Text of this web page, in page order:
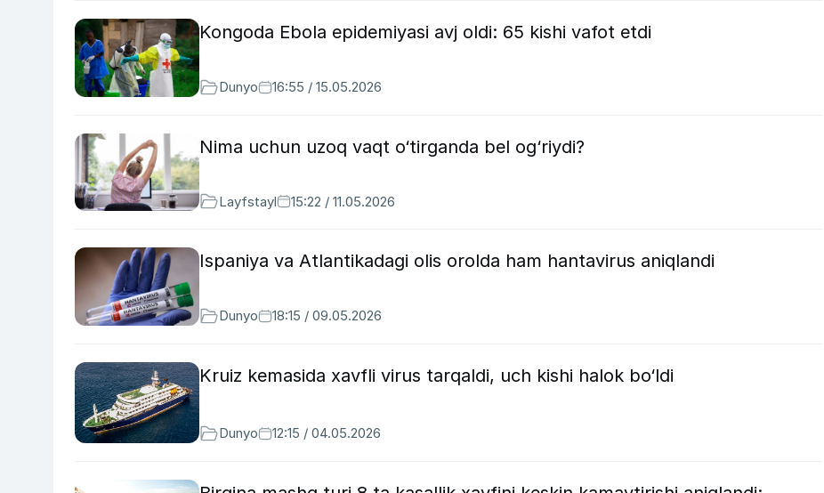
Kongoda Ebola epidemiyasi avj oldi: 65 kishi vafot etdi
Dunyo 16:55 / 15.05.2026
Nima uchun uzoq vaqt o‘tirganda bel og‘riydi?
Layfstayl 15:22 / 11.05.2026
Ispaniya va Atlantikadagi olis orolda ham hantavirus aniqlandi
Dunyo 18:15 / 09.05.2026
Kruiz kemasida xavfli virus tarqaldi, uch kishi halok bo‘ldi
Dunyo 12:15 / 04.05.2026